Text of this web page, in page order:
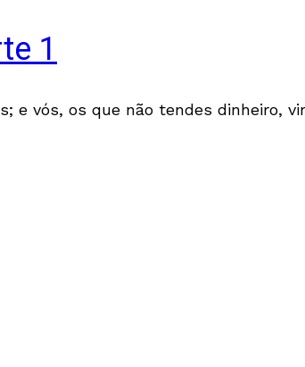
1
e vós, os que não tendes dinheiro,